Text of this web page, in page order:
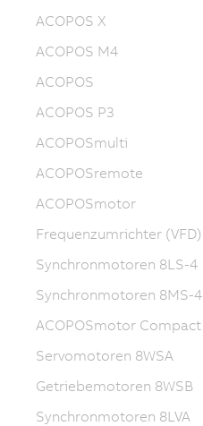
ACOPOS X
ACOPOS M4
ACOPOS
ACOPOS P3
ACOPOSmulti
ACOPOSremote
ACOPOSmotor
Frequenzumrichter (VFD)
Synchronmotoren 8LS-4
Synchronmotoren 8MS-4
ACOPOSmotor Compact
Servomotoren 8WSA
Getriebemotoren 8WSB
Synchronmotoren 8LVA